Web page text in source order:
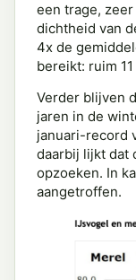
een trage,
dichtheid van
4x de
bereikt: ruim
Verder blijven
jaren in de
januari-record
daarbij lijkt dat
opzoeken. In
aangetroffen.